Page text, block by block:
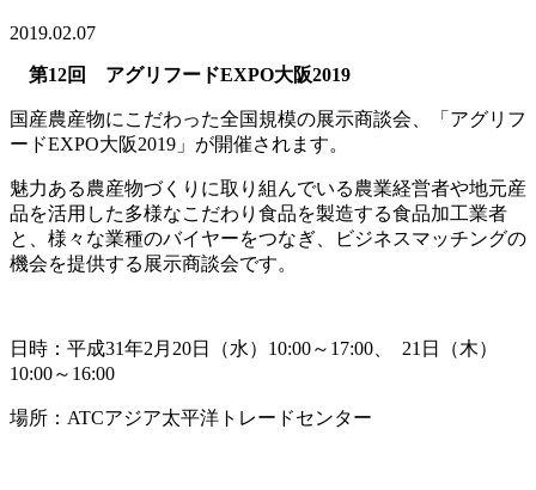
2019.02.07
第12回 アグリフードEXPO大阪2019
国産農産物にこだわった全国規模の展示商談会、「アグリフ
ードEXPO大阪2019」が開催されます。
魅力ある農産物づくりに取り組んでいる農業経営者や地元産
品を活用した多様なこだわり食品を製造する食品加工業者
と、様々な業種のバイヤーをつなぎ、ビジネスマッチングの
機会を提供する展示商談会です。
日時：平成31年2月20日（水）10:00～17:00、 21日（木）
10:00～16:00
場所：ATCアジア太平洋トレードセンター